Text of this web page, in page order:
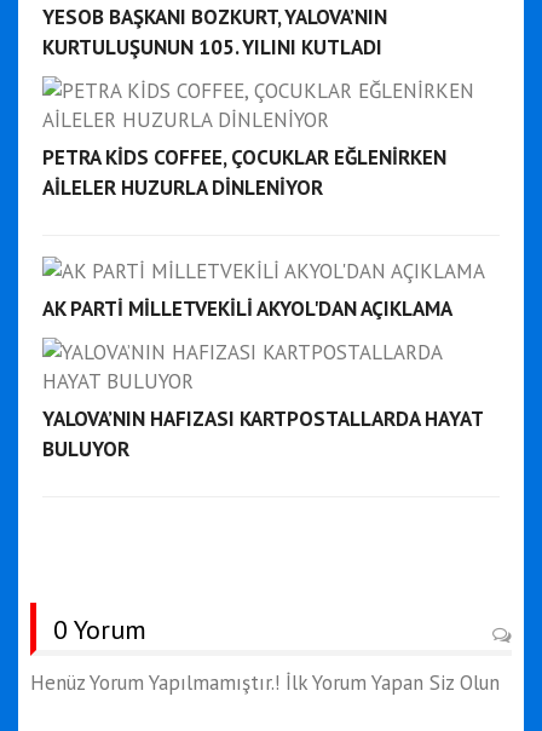
YESOB BAŞKANI BOZKURT, YALOVA’NIN
KURTULUŞUNUN 105. YILINI KUTLADI
PETRA KİDS COFFEE, ÇOCUKLAR EĞLENİRKEN
AİLELER HUZURLA DİNLENİYOR
AK PARTİ MİLLETVEKİLİ AKYOL'DAN AÇIKLAMA
YALOVA’NIN HAFIZASI KARTPOSTALLARDA HAYAT
BULUYOR
0 Yorum
Henüz Yorum Yapılmamıştır.! İlk Yorum Yapan Siz Olun